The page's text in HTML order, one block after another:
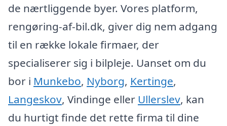
de nærtliggende byer. Vores platform,
rengøring-af-bil.dk, giver dig nem adgang
til en række lokale firmaer, der
specialiserer sig i bilpleje. Uanset om du
bor i Munkebo, Nyborg, Kertinge,
Langeskov, Vindinge eller Ullerslev, kan
du hurtigt finde det rette firma til dine